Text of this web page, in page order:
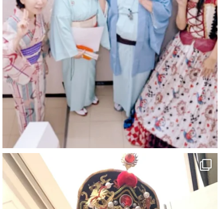
マジシャン派遣 パッションプリンセス【公式】
@comedy_illusion · 3 Aug
お疲れ様です
ブログ更新しました
「マジシャン和歌山旅 白浜町・文殊堂」
#企業公式がお疲れ様を言い合う
#旅行好きな人と繋がりたい
#一人旅
#女性マジシャン
#出張マジック
#マジシャン派遣
#イリュージョン
#和歌山県
#白浜町